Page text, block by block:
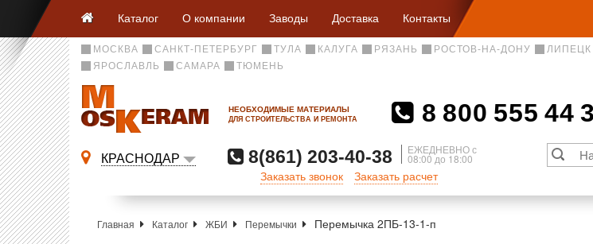
Каталог О компании Заводы Доставка Контакты
МОСКВА САНКТ-ПЕТЕРБУРГ ТУЛА КАЛУГА РЯЗАНЬ РОСТОВ-НА-ДОНУ ЛИПЕЦК
ЯРОСЛАВЛЬ
САМАРА ТЮМЕНЬ
НЕОБХОДИМЫЕ МАТЕРИАЛЫ
ДЛЯ СТРОИТЕЛЬСТВА И РЕМОНТА 8 800 555 44
КРАСНОДАР 8(861) 203-40-38 ЕЖЕДНЕВНО с
08:00 до 18:00
Заказать звонок Заказать расчет
Главная Каталог ЖБИ Перемычки Перемычка 2ПБ-13-1-п